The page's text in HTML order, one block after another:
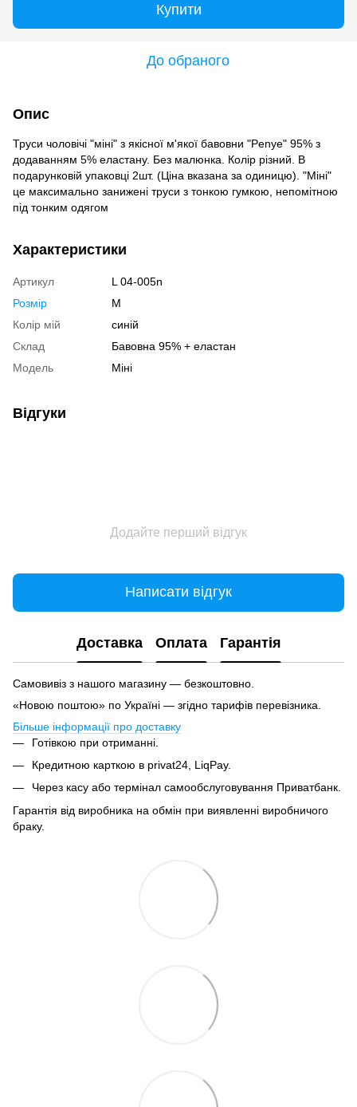
Купити
До обраного
Опис
Труси чоловічі "міні" з якісної м'якої бавовни "Penye" ​​95% з
додаванням 5% еластану. Без малюнка. Колір різний. В
подарунковій упаковці 2шт. (Ціна вказана за одиницю). "Міні"
це максимально занижені труси з тонкою гумкою, непомітною
під тонким одягом
Характеристики
Артикул
L 04-005n
Розмір
M
Колір мій
синій
Склад
Бавовна 95% + еластан
Модель
Міні
Відгуки
Додайте перший відгук
Написати відгук
Доставка Оплата Гарантія
Самовивіз з нашого магазину — безкоштовно.
«Новою поштою» по Україні — згідно тарифів перевізника.
Більше інформації про доставку
Готівкою при отриманні.
Кредитною карткою в privat24, LiqPay.
Через касу або термінал самообслуговування Приватбанк.
Гарантія від виробника на обмін при виявленні виробничого
браку.